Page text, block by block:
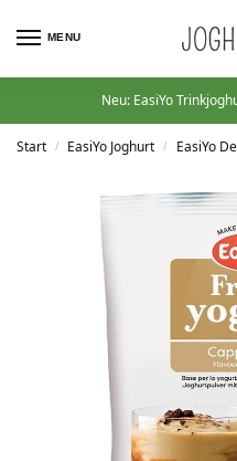
MENU
Neu: EasiYo
Start / EasiYo Joghurt / EasiYo